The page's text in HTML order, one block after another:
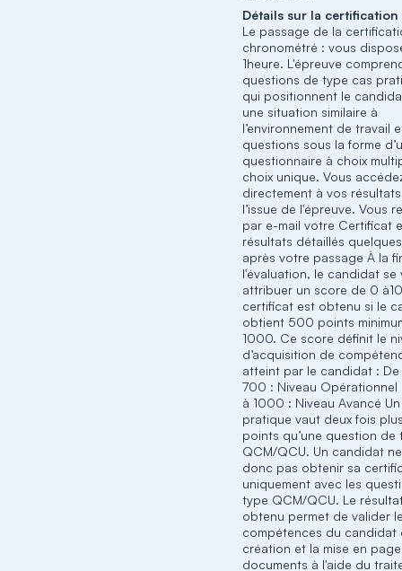
Détails sur la certification
Le passage de la
chronométré : vous
1heure. L'épreuve
questions de type cas
qui positionnent le
une situation similaire à
l’environnement de travail
questions sous la forme
questionnaire à choix
choix unique. Vous
directement à vos
l’issue de l'épreuve. Vous
par e-mail votre Certificat
résultats détaillés
après votre passage À la
l'évaluation, le candidat se
attribuer un score de 0
certificat est obtenu si le
obtient 500 points
1000. Ce score définit le
d’acquisition de
atteint par le candidat :
700 : Niveau Opérationnel
à 1000 : Niveau Avancé
pratique vaut deux fois
points qu’une question de
QCM/QCU. Un candidat
donc pas obtenir sa
uniquement avec les
type QCM/QCU. Le
obtenu permet de valider
compétences du candidat
création et la mise en
documents à l'aide du